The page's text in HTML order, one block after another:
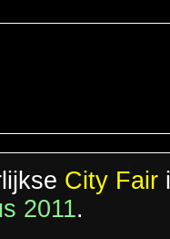
City Fair
2011.